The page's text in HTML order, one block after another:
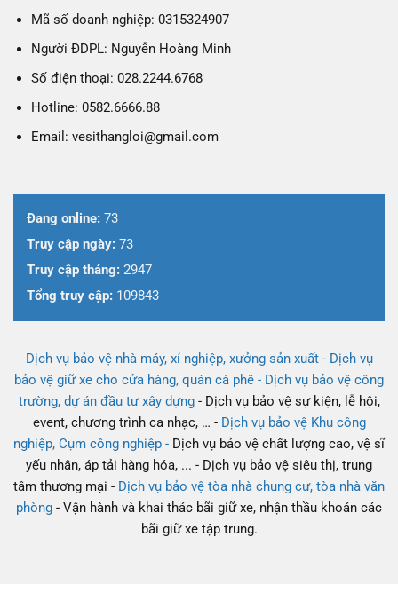
Mã số doanh nghiệp: 0315324907
Người ĐDPL: Nguyễn Hoàng Minh
Số điện thoại: 028.2244.6768
Hotline: 0582.6666.88
Email: vesithangloi@gmail.com
Đang online: 73
Truy cập ngày: 73
Truy cập tháng: 2947
Tổng truy cập: 109843
Dịch vụ bảo vệ nhà máy, xí nghiệp, xưởng sản xuất- Dịch vụ
bảo vệ giữ xe cho cửa hàng, quán cà phê - Dịch vụ bảo vệ công
trường, dự án đầu tư xây dựng- Dịch vụ bảo vệ sự kiện, lễ hội,
event, chương trình ca nhạc, … - Dịch vụ bảo vệ Khu công
nghiệp, Cụm công nghiệp - Dịch vụ bảo vệ chất lượng cao, vệ sĩ
yếu nhân, áp tải hàng hóa, ... - Dịch vụ bảo vệ siêu thị, trung
tâm thương mại - Dịch vụ bảo vệ tòa nhà chung cư, tòa nhà văn
phòng - Vận hành và khai thác bãi giữ xe, nhận thầu khoán các
bãi giữ xe tập trung.